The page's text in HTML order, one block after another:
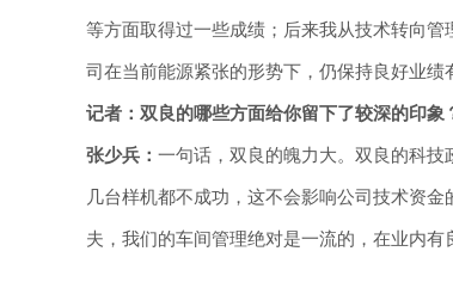
等方面取得过一些成绩；后来我从技术转向
司在当前能源紧张的形势下，仍保持良好业绩
记者：双良的哪些方面给你留下了较深的印象
张少兵： 一句话，双良的魄力大。双良的科技
几台样机都不成功，这不会影响公司技术资
夫，我们的车间管理绝对是一流的，在业内